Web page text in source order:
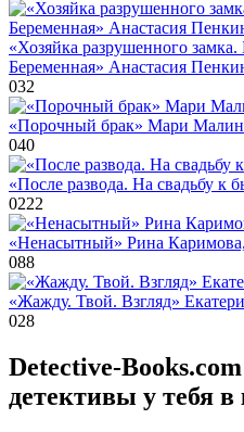
«Хозяйка разрушенного
Беременная» Анастасия
032
«Порочный брак» Мари
040
«После развода. На свадьбу к
0222
«Ненасытный» Рина
088
«Жажду. Твой. Взгляд»
028
Detective-
детективы у тебя в